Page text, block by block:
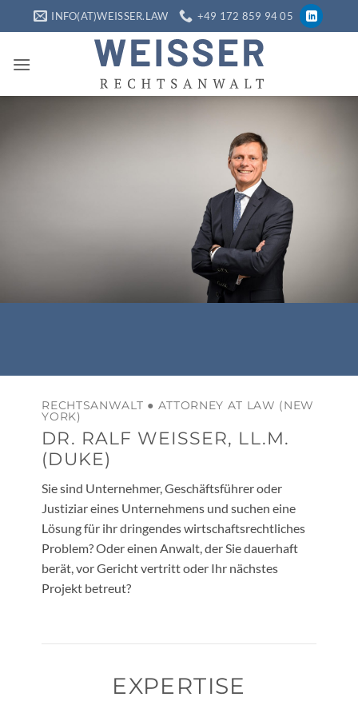
Inhalt
INFO(AT)WEISSER.LAW +49 172 859 94 05
RECHTSANWALT ● ATTORNEY AT LAW (NEW
YORK)
DR. RALF WEISSER, LL.M.
(DUKE)
Sie sind Unternehmer, Geschäftsführer oder
Justiziar eines Unternehmens und suchen eine
Lösung für ihr dringendes wirtschaftsrechtliches
Problem? Oder einen Anwalt, der Sie dauerhaft
berät, vor Gericht vertritt oder Ihr nächstes
Projekt betreut?
EXPERTISE